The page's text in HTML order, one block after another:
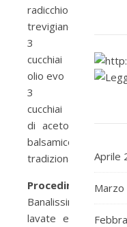
radicchio
trevigiano
3
cucchiai
olio evo
3
cucchiai
di aceto
balsamico
tradizionale
Procedimento:
Banalissimo:
lavate e
Aprile